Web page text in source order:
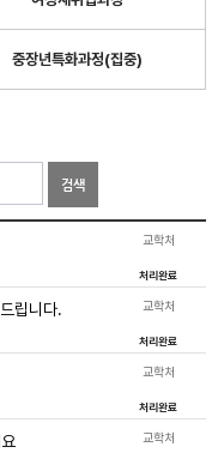
중장년특화과정(집중)
검색
교학처
처리완료
립니다. 교학처
처리완료
교학처
처리완료
교학처